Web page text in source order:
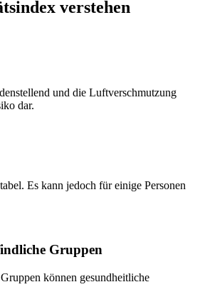
verstehen
und die Luftverschmutzung
dar.
Es kann jedoch für einige Personen
Gruppen
können gesundheitliche